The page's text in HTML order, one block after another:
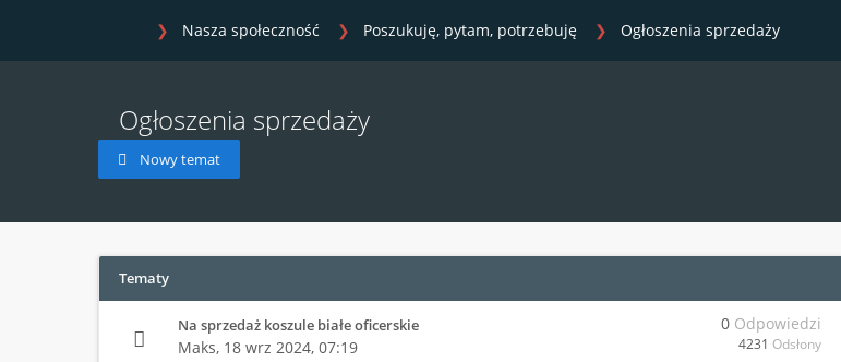
Nasza społeczność Poszukuję, pytam, potrzebuję Ogłoszenia sprzedaży
Ogłoszenia sprzedaży
Nowy temat
Tematy
Na sprzedaż koszule białe oficerskie
Maks, 18 wrz 2024, 07:19
0 Odpowiedzi
4231 Odsłony